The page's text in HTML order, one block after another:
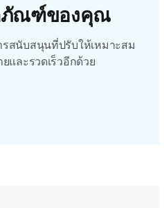
ภัณฑ์ของคุณ
สนับสนุนที่ปรับให้เหมาะสม
และรวดเร็วอีกด้วย